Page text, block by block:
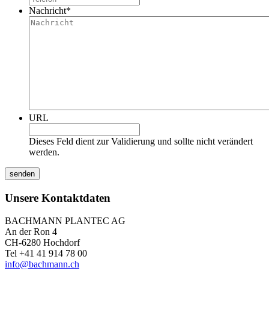
Nachricht*
URL
Dieses Feld dient zur Validierung und sollte nicht verändert
werden.
Unsere Kontaktdaten
BACHMANN PLANTEC AG
An der Ron 4
CH-6280 Hochdorf
Tel +41 41 914 78 00
info@bachmann.ch